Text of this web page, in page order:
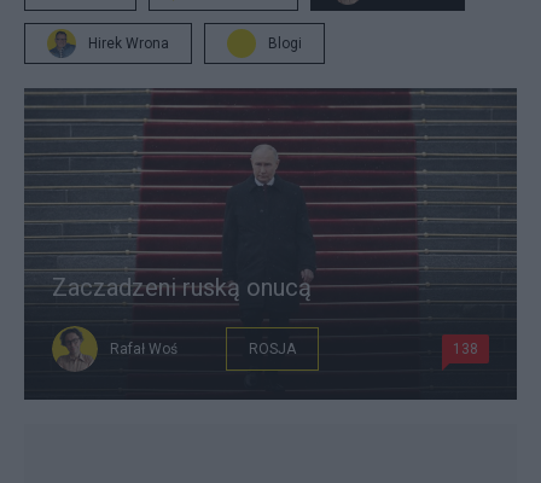
Hirek Wrona Blogi
Zaczadzeni ruską onucą
Rafał Woś ROSJA 138